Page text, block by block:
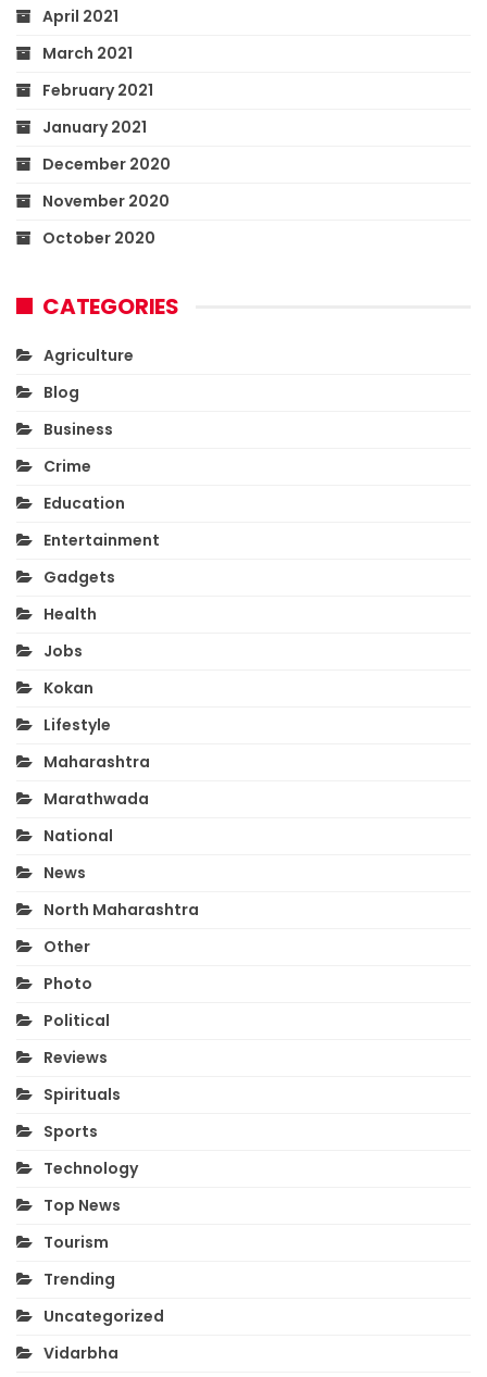
April 2021
March 2021
February 2021
January 2021
December 2020
November 2020
October 2020
CATEGORIES
Agriculture
Blog
Business
Crime
Education
Entertainment
Gadgets
Health
Jobs
Kokan
Lifestyle
Maharashtra
Marathwada
National
News
North Maharashtra
Other
Photo
Political
Reviews
Spirituals
Sports
Technology
Top News
Tourism
Trending
Uncategorized
Vidarbha